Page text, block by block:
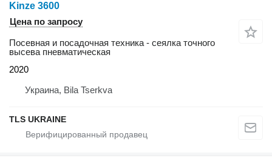
Kinze 3600
Цена по запросу
Посевная и посадочная техника - сеялка точного
высева пневматическая
2020
Украина, Bila Tserkva
TLS UKRAINE